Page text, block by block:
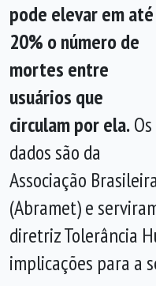
pode elevar em até
20% o número de
mortes entre
usuários que
circulam por ela.Os
dados são da
Associação
(Abramet) e
diretriz Tolerância
implicações para a